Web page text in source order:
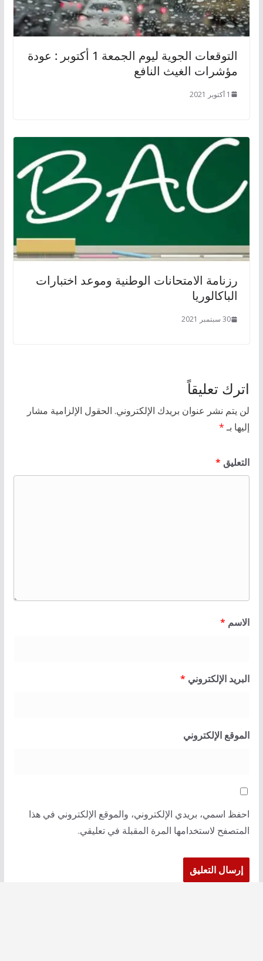
التوقعات الجوية ليوم الجمعة 1 أكتوبر : عودة
مؤشرات الغيث النافع
1 أكتوبر 2021
رزنامة الامتحانات الوطنية وموعد اختبارات
الباكالوريا
30 سبتمبر 2021
اترك تعليقاً
لن يتم نشر عنوان بريدك الإلكتروني. الحقول الإلزامية مشار
إليها بـ*
التعليق *
الاسم *
البريد الإلكتروني *
الموقع الإلكتروني
احفظ اسمي، بريدي الإلكتروني، والموقع الإلكتروني في هذا
المتصفح لاستخدامها المرة المقبلة في تعليقي.